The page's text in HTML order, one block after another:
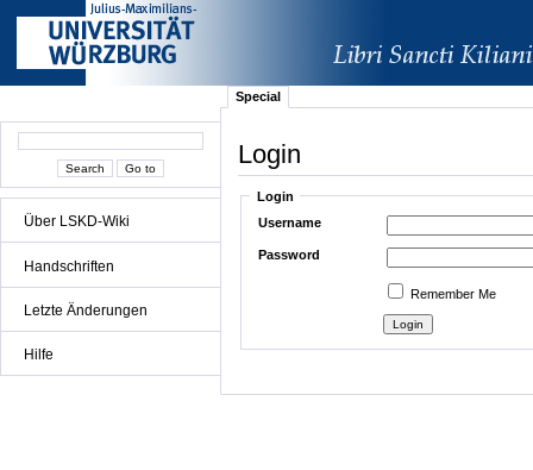
Über LSKD-Wiki
Handschriften
Letzte Änderungen
Hilfe
Special
Login
Login
Username
Password
Remember Me